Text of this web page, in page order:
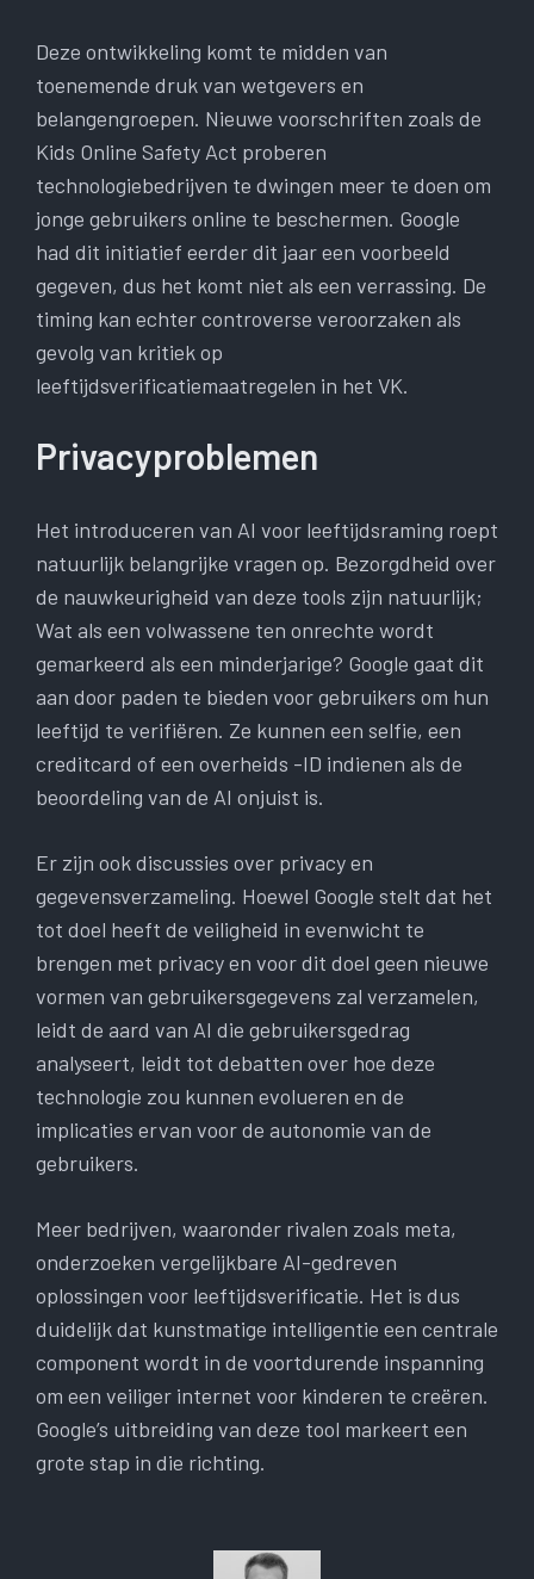
Deze ontwikkeling komt te midden van
toenemende druk van wetgevers en
belangengroepen. Nieuwe voorschriften zoals de
Kids Online Safety Act proberen
technologiebedrijven te dwingen meer te doen om
jonge gebruikers online te beschermen. Google
had dit initiatief eerder dit jaar een voorbeeld
gegeven, dus het komt niet als een verrassing. De
timing kan echter controverse veroorzaken als
gevolg van kritiek op
leeftijdsverificatiemaatregelen in het VK.
Privacyproblemen
Het introduceren van AI voor leeftijdsraming roept
natuurlijk belangrijke vragen op. Bezorgdheid over
de nauwkeurigheid van deze tools zijn natuurlijk;
Wat als een volwassene ten onrechte wordt
gemarkeerd als een minderjarige? Google gaat dit
aan door paden te bieden voor gebruikers om hun
leeftijd te verifiëren. Ze kunnen een selfie, een
creditcard of een overheids -ID indienen als de
beoordeling van de AI onjuist is.
Er zijn ook discussies over privacy en
gegevensverzameling. Hoewel Google stelt dat het
tot doel heeft de veiligheid in evenwicht te
brengen met privacy en voor dit doel geen nieuwe
vormen van gebruikersgegevens zal verzamelen,
leidt de aard van AI die gebruikersgedrag
analyseert, leidt tot debatten over hoe deze
technologie zou kunnen evolueren en de
implicaties ervan voor de autonomie van de
gebruikers.
Meer bedrijven, waaronder rivalen zoals meta,
onderzoeken vergelijkbare AI-gedreven
oplossingen voor leeftijdsverificatie. Het is dus
duidelijk dat kunstmatige intelligentie een centrale
component wordt in de voortdurende inspanning
om een veiliger internet voor kinderen te creëren.
Google’s uitbreiding van deze tool markeert een
grote stap in die richting.